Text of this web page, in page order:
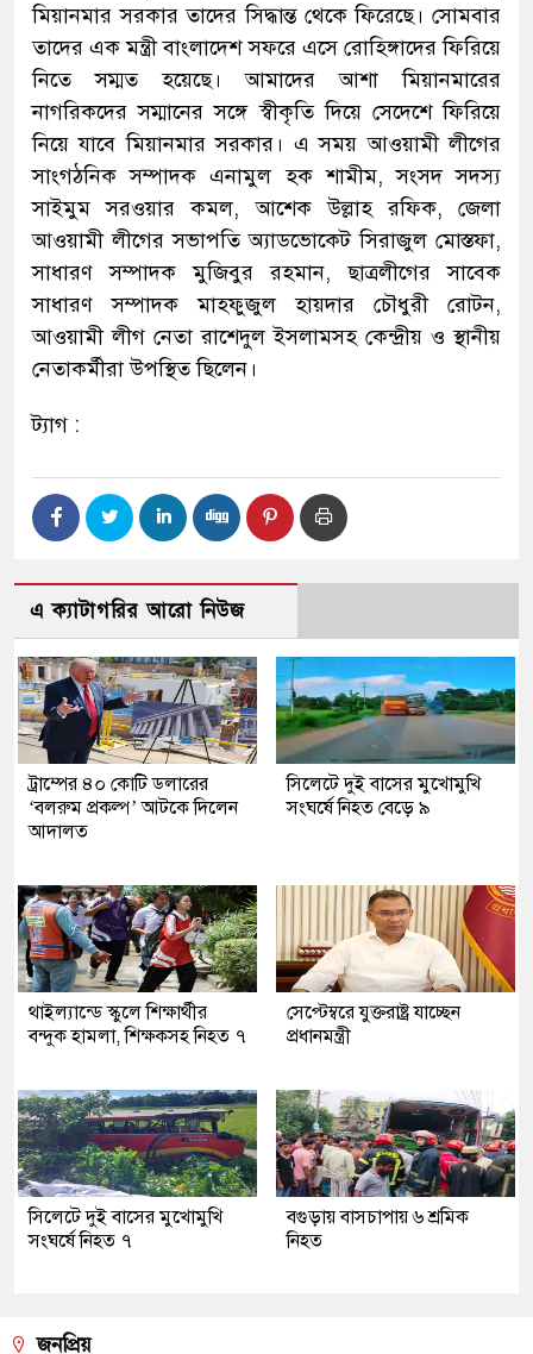
মিয়ানমার সরকার তাদের সিদ্ধান্ত থেকে ফিরেছে। সোমবার
তাদের এক মন্ত্রী বাংলাদেশ সফরে এসে রোহিঙ্গাদের ফিরিয়ে
নিতে সম্মত হয়েছে। আমাদের আশা মিয়ানমারের
নাগরিকদের সম্মানের সঙ্গে স্বীকৃতি দিয়ে সেদেশে ফিরিয়ে
নিয়ে যাবে মিয়ানমার সরকার। এ সময় আওয়ামী লীগের
সাংগঠনিক সম্পাদক এনামুল হক শামীম, সংসদ সদস্য
সাইমুম সরওয়ার কমল, আশেক উল্লাহ রফিক, জেলা
আওয়ামী লীগের সভাপতি অ্যাডভোকেট সিরাজুল মোস্তফা,
সাধারণ সম্পাদক মুজিবুর রহমান, ছাত্রলীগের সাবেক
সাধারণ সম্পাদক মাহফুজুল হায়দার চৌধুরী রোটন,
আওয়ামী লীগ নেতা রাশেদুল ইসলামসহ কেন্দ্রীয় ও স্থানীয়
নেতাকর্মীরা উপস্থিত ছিলেন।
ট্যাগ :
এ ক্যাটাগরির আরো নিউজ
ট্রাম্পের ৪০ কোটি ডলারের
‘বলরুম প্রকল্প’ আটকে দিলেন
আদালত
সিলেটে দুই বাসের মুখোমুখি
সংঘর্ষে নিহত বেড়ে ৯
থাইল্যান্ডে স্কুলে শিক্ষার্থীর
বন্দুক হামলা, শিক্ষকসহ নিহত ৭
সেপ্টেম্বরে যুক্তরাষ্ট্র যাচ্ছেন
প্রধানমন্ত্রী
সিলেটে দুই বাসের মুখোমুখি
সংঘর্ষে নিহত ৭
বগুড়ায় বাসচাপায় ৬ শ্রমিক
নিহত
জনপ্রিয়